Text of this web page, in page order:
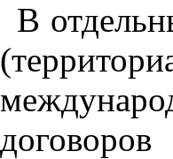
В отдель